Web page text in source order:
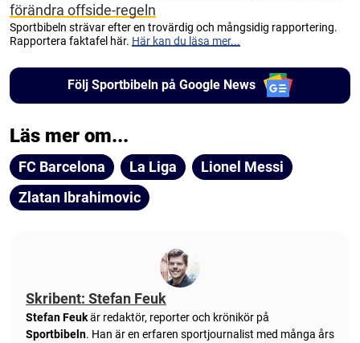
förändra offside-regeln
Sportbibeln strävar efter en trovärdig och mångsidig rapportering.
Rapportera faktafel här. Här kan du läsa mer...
Följ Sportbibeln på Google News
Läs mer om...
FC Barcelona La Liga
Lionel Messi
Zlatan Ibrahimovic
Skribent: Stefan Feuk
Stefan Feukär redaktör, reporter och krönikör på
Sportbibeln. Han är en erfaren sportjournalist med många års